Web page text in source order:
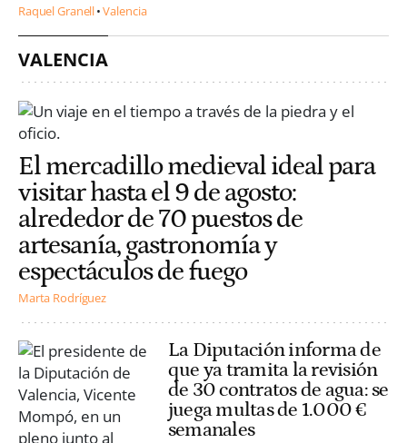
Raquel Granell Valencia
VALENCIA
El mercadillo medieval ideal para
visitar hasta el 9 de agosto:
alrededor de 70 puestos de
artesanía, gastronomía y
espectáculos de fuego
Marta Rodríguez
La Diputación informa de
que ya tramita la revisión
de 30 contratos de agua: se
juega multas de 1.000 €
semanales